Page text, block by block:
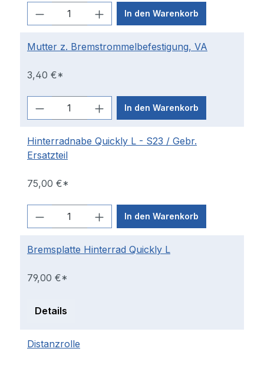
In den Warenkorb
Mutter z. Bremstrommelbefestigung, VA
3,40 €*
In den Warenkorb
Hinterradnabe Quickly L - S23 / Gebr.
Ersatzteil
75,00 €*
In den Warenkorb
Bremsplatte Hinterrad Quickly L
79,00 €*
Details
Distanzrolle